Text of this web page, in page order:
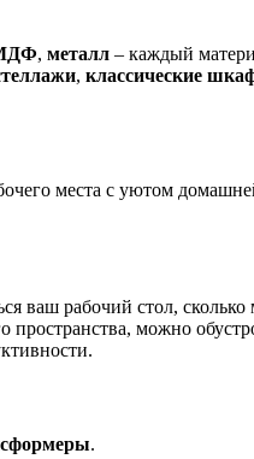
, металл – каждый
, классические
места с уютом
ваш рабочий стол, сколько
пространства, можно
.